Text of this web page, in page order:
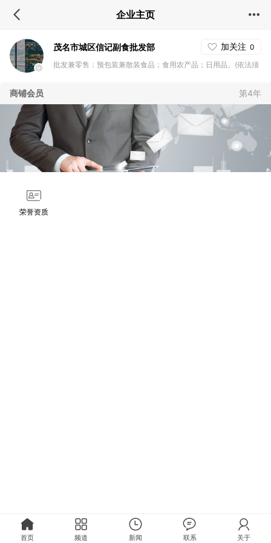
企业主页
茂名市城区信记副食批发部 加关注 0
批发兼零售：预包装兼散装食品；食用农产品；日用品。(依法须
商铺会员 第4年
荣誉资质
首页 频道 新闻 联系 关于